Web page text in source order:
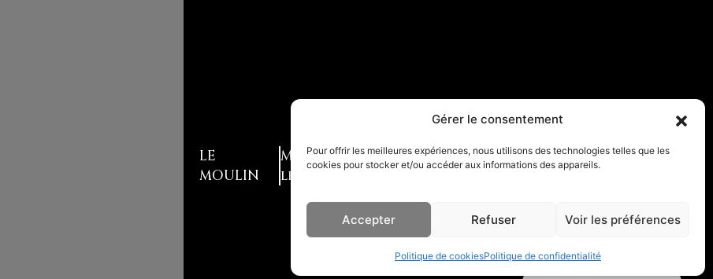
Gérer le consentement
Pour offrir les meilleures expériences, nous utilisons des technologies telles que les
cookies pour stocker et/ou accéder aux informations des appareils.
Accepter Refuser Voir les préférences
Politique de cookiesPolitique de confidentialité
LE
MOULIN
Mentions
légales
Politique de
confidentialité
Plan du